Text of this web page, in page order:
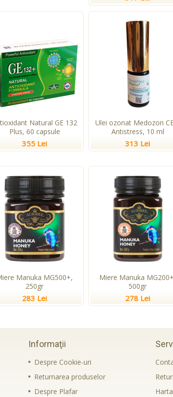
Natural GE 132
Plus, 60 capsule
355 Lei
Ulei ozonat Medozon
Antistress, 10 ml
313 Lei
Manuka MG500+,
250gr
283 Lei
Miere Manuka
500gr
278 Lei
Informaţii
Despre Cookie-uri
Returnarea produselor
Despre Plafar